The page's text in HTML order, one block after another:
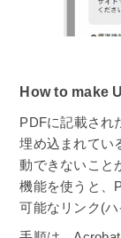
How to make
PDFに記載され
埋め込まれてい
動できないこと
機能を使うと、
可能なリンク(ハ